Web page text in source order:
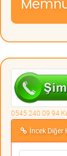
0545 240 09 94
İncek Diğer